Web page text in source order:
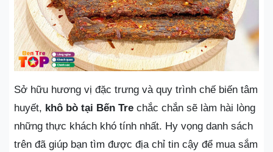
Sở hữu hương vị đặc trưng và quy trình chế biến tâm
huyết, khô bò tại Bến Tre chắc chắn sẽ làm hài lòng
những thực khách khó tính nhất. Hy vọng danh sách
trên đã giúp bạn tìm được địa chỉ tin cậy để mua sắm